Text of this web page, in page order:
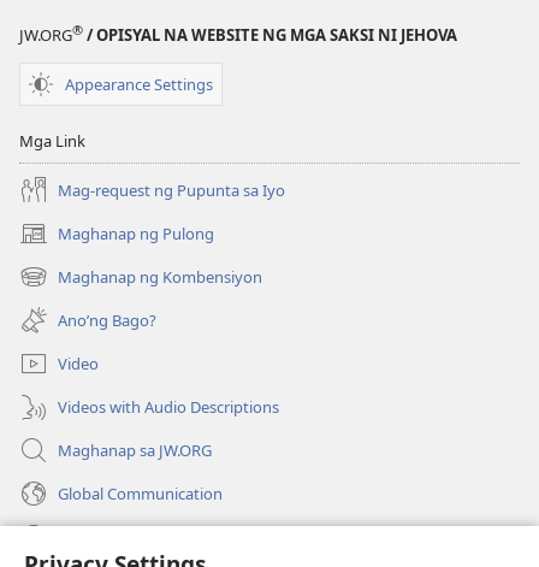
MAGASIN
JW.ORG® / OPISYAL NA WEBSITE NG MGA SAKSI NI JEHOVA
Appearance Settings
Mga Link
Mag-request ng Pupunta sa Iyo
Maghanap ng Pulong
(may
bubukas
na
bagong
window)
Maghanap ng Kombensiyon
(may
bubukas
na
bagong
window)
Ano’ng Bago?
Video
Videos with Audio Descriptions
Maghanap sa JW.ORG
Global Communication